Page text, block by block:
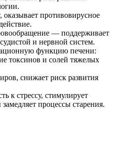
противовирусное
— поддерживает
и нервной систем.
функцию печени:
токсинов и солей тяжелых
снижает риск развития
к стрессу, стимулирует
процессы старения.